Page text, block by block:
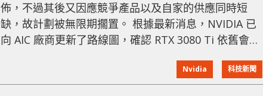
佈，不過其後又因應競爭產品以及自家的供應同時短
缺，故計劃被無限期擱置。 根據最新消息，NVIDIA 已
向 AIC 廠商更新了路線圖，確認 RTX 3080 Ti 依舊會發
RTX 3080 Ti 將與 RTX 3090 有著同樣的流處理器數量
(10,496個)，而今次則削減到 10,240 個，而記憶體頻寬
Nvidia 科技新聞